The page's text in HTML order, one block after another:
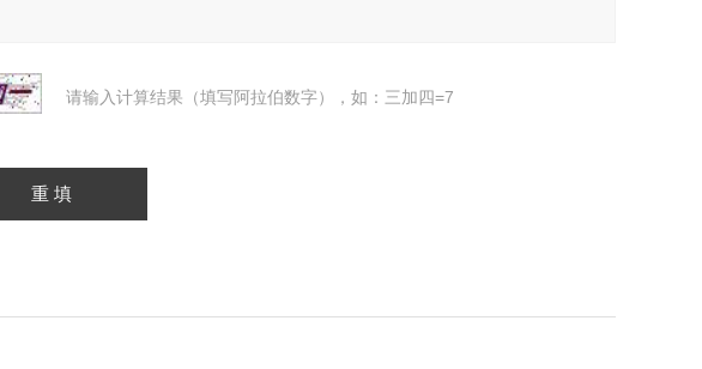
请输入计算结果（填写阿拉伯数字），如：三加四=7